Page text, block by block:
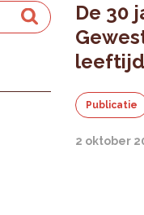
De 30
Publicatie
2 oktober